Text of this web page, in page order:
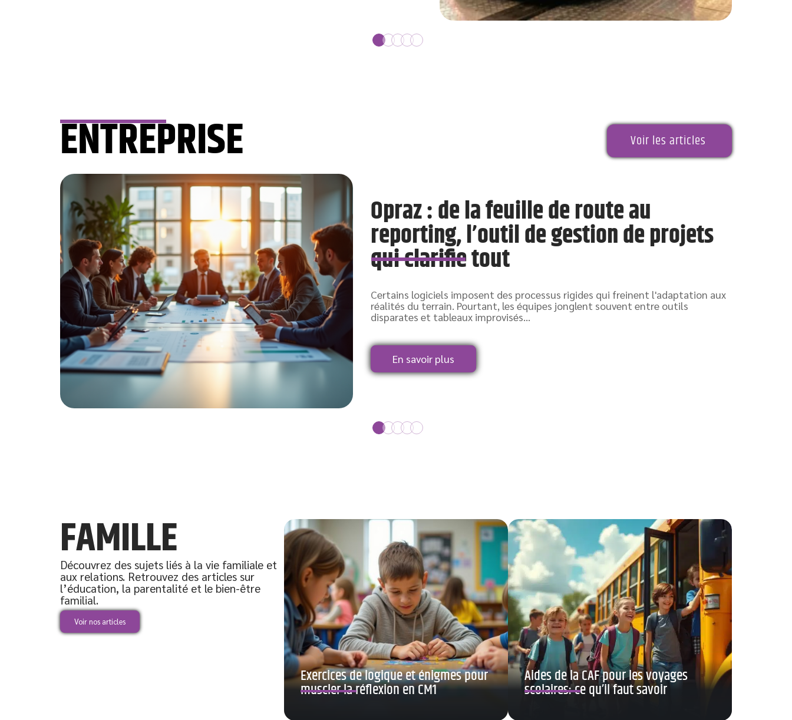
ENTREPRISE Voir les articles
Opraz : de la feuille de route au
reporting, l’outil de gestion de projets
qui clarifie tout
Certains logiciels imposent des processus rigides qui freinent l'adaptation aux
réalités du terrain. Pourtant, les équipes jonglent souvent entre outils
disparates et tableaux improvisés…
En savoir plus
FAMILLE
Découvrez des sujets liés à la vie familiale et
aux relations. Retrouvez des articles sur
l’éducation, la parentalité et le bien-être
familial.
Voir nos articles
Exercices de logique et énigmes pour
muscler la réflexion en CM1
Aides de la CAF pour les voyages
scolaires: ce qu’il faut savoir